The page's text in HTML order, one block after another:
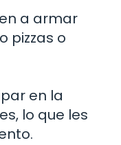
a armar
pizzas o
en la
lo que les